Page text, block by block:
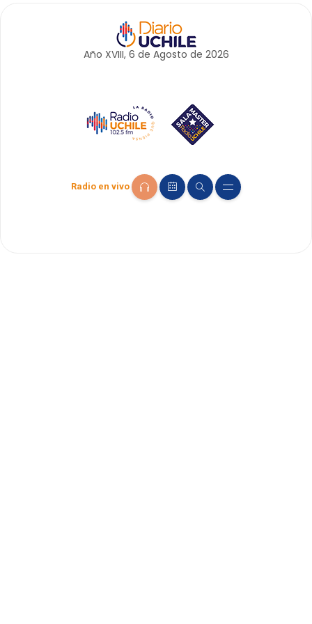
Año XVIII, 6 de Agosto de 2026
Radio en vivo